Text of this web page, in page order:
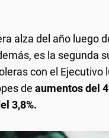
alza del año luego
es la segunda
con el Ejecutivo
de aumentos del
3,8%.